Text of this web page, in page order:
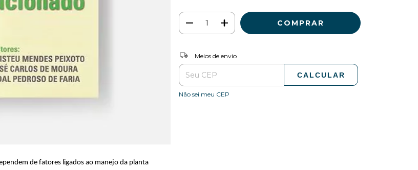
de fatores ligados ao manejo da planta
Entregas para o CEP:
Meios de envio
CALCULAR
Não sei meu CEP